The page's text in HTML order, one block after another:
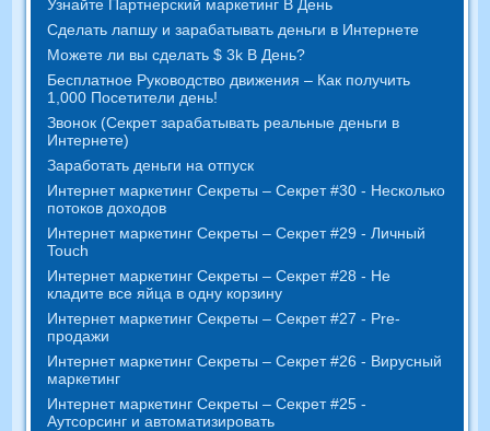
Узнайте Партнерский маркетинг В День
Сделать лапшу и зарабатывать деньги в Интернете
Можете ли вы сделать $ 3k В День?
Бесплатное Руководство движения – Как получить
1,000 Посетители день!
Звонок (Секрет зарабатывать реальные деньги в
Интернете)
Заработать деньги на отпуск
Интернет маркетинг Секреты – Секрет #30 - Несколько
потоков доходов
Интернет маркетинг Секреты – Секрет #29 - Личный
Touch
Интернет маркетинг Секреты – Секрет #28 - Не
кладите все яйца в одну корзину
Интернет маркетинг Секреты – Секрет #27 - Pre-
продажи
Интернет маркетинг Секреты – Секрет #26 - Вирусный
маркетинг
Интернет маркетинг Секреты – Секрет #25 -
Аутсорсинг и автоматизировать